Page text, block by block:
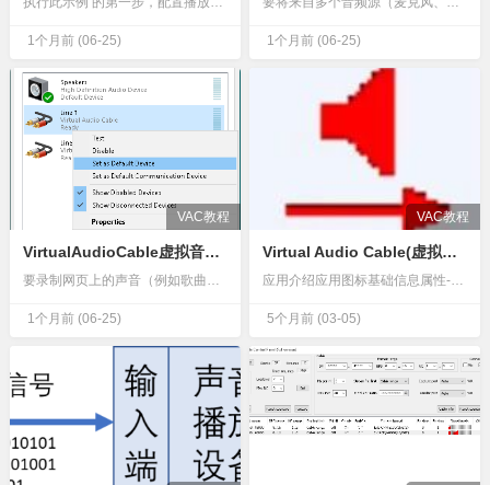
1个月前 (06-25) 1个月前 (06-25)
VAC教程
VirtualAudioCable虚拟音频线缆 (VAC)使用方法示例：录制浏览器声音
1个月前 (06-25)
VAC教程
Virtual Audio Cable(虚拟声卡驱动)官方版
5个月前 (03-05)